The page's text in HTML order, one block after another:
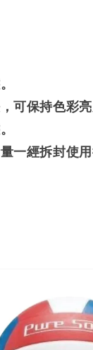
可保持色彩亮
一經拆封使用